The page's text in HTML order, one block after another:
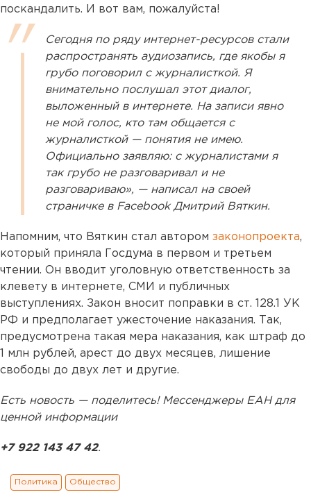
поскандалить. И вот вам, пожалуйста!
Сегодня по ряду интернет-ресурсов стали
распространять аудиозапись, где якобы я
грубо поговорил с журналисткой. Я
внимательно послушал этот диалог,
выложенный в интернете. На записи явно
не мой голос, кто там общается с
журналисткой — понятия не имею.
Официально заявляю: с журналистами я
так грубо не разговаривал и не
разговариваю», — написал на своей
страничке в Facebook Дмитрий Вяткин.
Напомним, что Вяткин стал автором законопроекта,
который приняла Госдума в первом и третьем
чтении. Он вводит уголовную ответственность за
клевету в интернете, СМИ и публичных
выступлениях. Закон вносит поправки в ст. 128.1 УК
РФ и предполагает ужесточение наказания. Так,
предусмотрена такая мера наказания, как штраф до
1 млн рублей, арест до двух месяцев, лишение
свободы до двух лет и другие.
Есть новость — поделитесь! Мессенджеры ЕАН для
ценной информации
+7 922 143 47 42.
Политика Общество